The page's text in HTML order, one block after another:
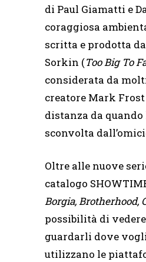
di Paul Giamatti e
coraggiosa
scritta e prodotta
Sorkin (Too Big To
considerata da
creatore Mark
distanza da
sconvolta
Oltre alle nuove
catalogo
Borgia, Brotherhood,
possibilità di
guardarli dove
utilizzano le